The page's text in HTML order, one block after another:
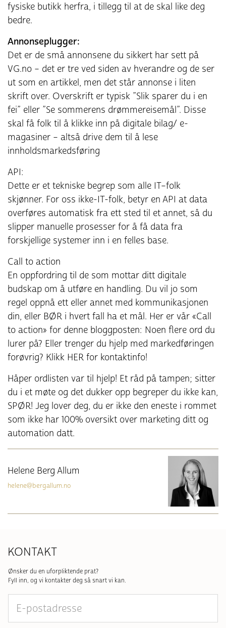
fysiske butikk herfra, i tillegg til at de skal like deg
bedre.
Annonseplugger:
Det er de små annonsene du sikkert har sett på
VG.no – det er tre ved siden av hverandre og de ser
ut som en artikkel, men det står annonse i liten
skrift over. Overskrift er typisk ”Slik sparer du i en
fei” eller ”Se sommerens drømmereisemål”. Disse
skal få folk til å klikke inn på digitale bilag/ e-
magasiner – altså drive dem til å lese
innholdsmarkedsføring
API:
Dette er et tekniske begrep som alle IT–folk
skjønner. For oss ikke-IT-folk, betyr en API at data
overføres automatisk fra ett sted til et annet, så du
slipper manuelle prosesser for å få data fra
forskjellige systemer inn i en felles base.
Call to action
En oppfordring til de som mottar ditt digitale
budskap om å utføre en handling. Du vil jo som
regel oppnå ett eller annet med kommunikasjonen
din, eller BØR i hvert fall ha et mål. Her er vår «Call
to action» for denne bloggposten: Noen flere ord du
lurer på? Eller trenger du hjelp med markedføringen
forøvrig? Klikk HER for kontaktinfo!
Håper ordlisten var til hjelp! Et råd på tampen; sitter
du i et møte og det dukker opp begreper du ikke kan,
SPØR! Jeg lover deg, du er ikke den eneste i rommet
som ikke har 100% oversikt over marketing ditt og
automation datt.
Helene Berg Allum
helene@bergallum.no
KONTAKT
Ønsker du en uforpliktende prat?
Fyll inn, og vi kontakter deg så snart vi kan.
postadresse